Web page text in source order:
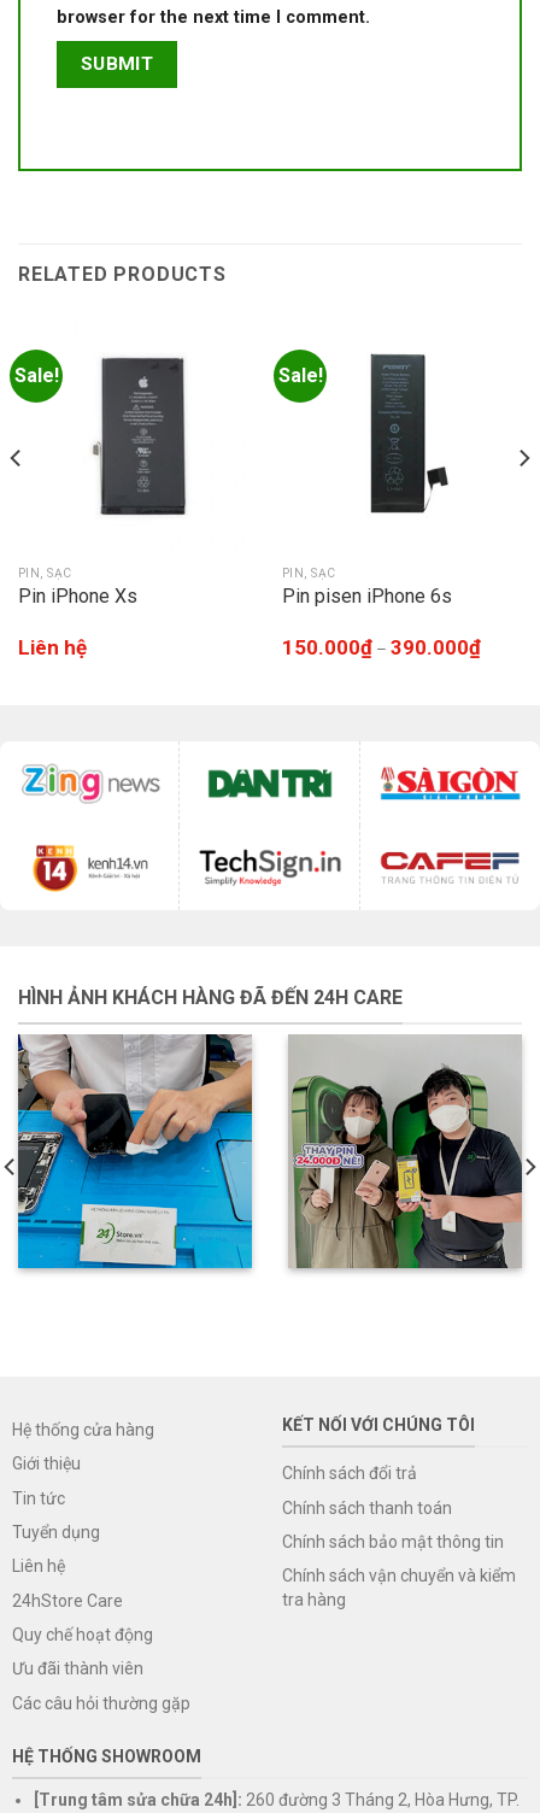
browser for the next time I comment.
RELATED PRODUCTS
Sale!
PIN, SẠC
Pin iPhone Xs
Liên hệ
Sale!
PIN, SẠC
Pin pisen iPhone 6s
150.000₫– 390.000₫
HÌNH ẢNH KHÁCH HÀNG ĐÃ ĐẾN 24H CARE
Hệ thống cửa hàng
Giới thiệu
Tin tức
Tuyển dụng
Liên hệ
24hStore Care
Quy chế hoạt động
Ưu đãi thành viên
Các câu hỏi thường gặp
KẾT NỐI VỚI CHÚNG TÔI
Chính sách đổi trả
Chính sách thanh toán
Chính sách bảo mật thông tin
Chính sách vận chuyển và kiểm
tra hàng
HỆ THỐNG SHOWROOM
[Trung tâm sửa chữa 24h]: 260 đường 3 Tháng 2, Hòa Hưng, TP.